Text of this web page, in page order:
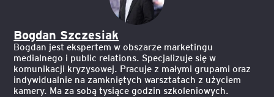
Bogdan Szczesiak
Bogdan jest ekspertem w obszarze marketingu
medialnego i public relations. Specjalizuje się w
komunikacji kryzysowej. Pracuje z małymi grupami oraz
indywidualnie na zamkniętych warsztatach z użyciem
kamery. Ma za sobą tysiące godzin szkoleniowych.